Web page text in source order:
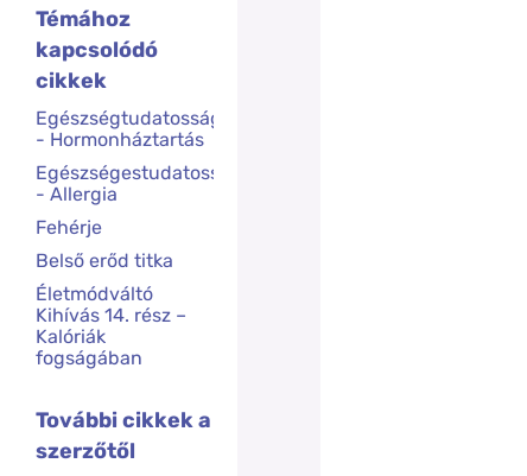
Témához
kapcsolódó
cikkek
Egészségtudatosság
- Hormonháztartás
Egészségestudatosság
- Allergia
Fehérje
Belső erőd titka
Életmódváltó
Kihívás 14. rész –
Kalóriák
fogságában
További cikkek a
szerzőtől